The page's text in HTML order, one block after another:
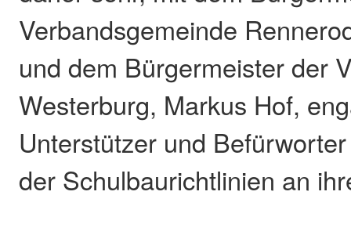
Verbandsgemeinde
und dem Bürgermeister der
Westerburg, Markus Hof,
Unterstützer und
der Schulbaurichtlinien an